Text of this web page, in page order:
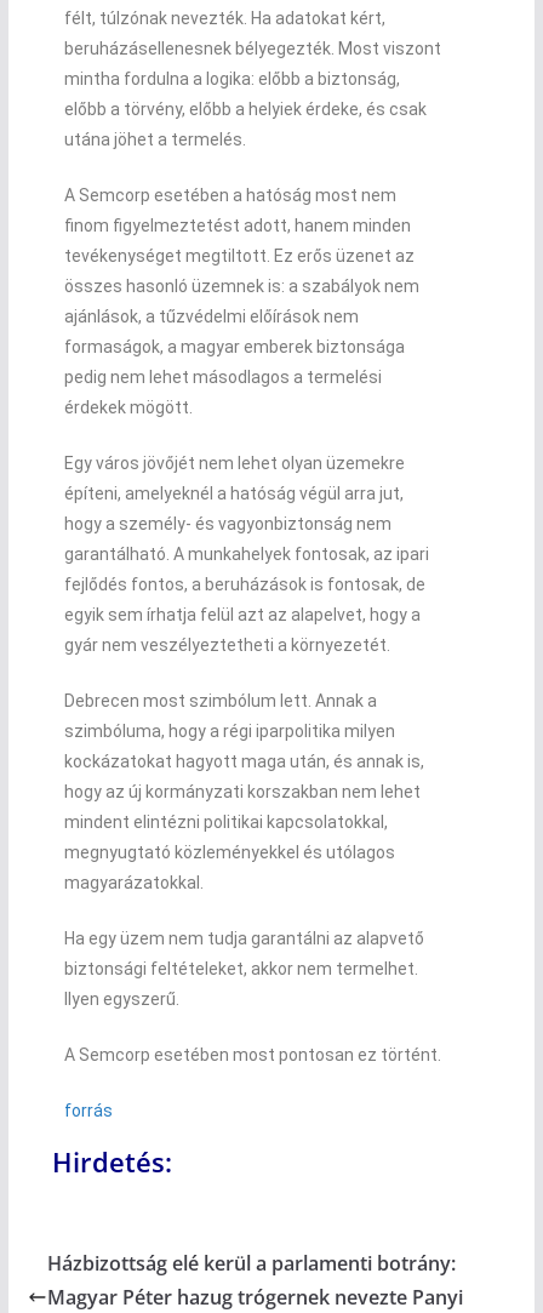
félt, túlzónak nevezték. Ha adatokat kért,
beruházásellenesnek bélyegezték. Most viszont
mintha fordulna a logika: előbb a biztonság,
előbb a törvény, előbb a helyiek érdeke, és csak
utána jöhet a termelés.
A Semcorp esetében a hatóság most nem
finom figyelmeztetést adott, hanem minden
tevékenységet megtiltott. Ez erős üzenet az
összes hasonló üzemnek is: a szabályok nem
ajánlások, a tűzvédelmi előírások nem
formaságok, a magyar emberek biztonsága
pedig nem lehet másodlagos a termelési
érdekek mögött.
Egy város jövőjét nem lehet olyan üzemekre
építeni, amelyeknél a hatóság végül arra jut,
hogy a személy- és vagyonbiztonság nem
garantálható. A munkahelyek fontosak, az ipari
fejlődés fontos, a beruházások is fontosak, de
egyik sem írhatja felül azt az alapelvet, hogy a
gyár nem veszélyeztetheti a környezetét.
Debrecen most szimbólum lett. Annak a
szimbóluma, hogy a régi iparpolitika milyen
kockázatokat hagyott maga után, és annak is,
hogy az új kormányzati korszakban nem lehet
mindent elintézni politikai kapcsolatokkal,
megnyugtató közleményekkel és utólagos
magyarázatokkal.
Ha egy üzem nem tudja garantálni az alapvető
biztonsági feltételeket, akkor nem termelhet.
Ilyen egyszerű.
A Semcorp esetében most pontosan ez történt.
forrás
Hirdetés:
Házbizottság elé kerül a parlamenti botrány:
Magyar Péter hazug trógernek nevezte Panyi